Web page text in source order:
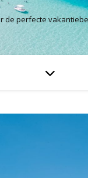
de perfecte